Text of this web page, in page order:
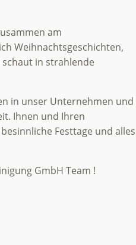
am
Weihnachtsgeschichten,
in strahlende
in unser Unternehmen und
Ihnen und Ihren
Festtage und alles
GmbH Team !